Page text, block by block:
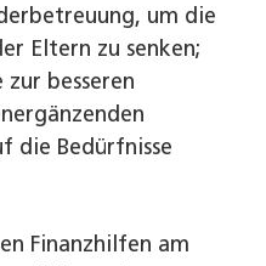
um die
Eltern zu senken;
besseren
die Bedürfnisse
Finanzhilfen am